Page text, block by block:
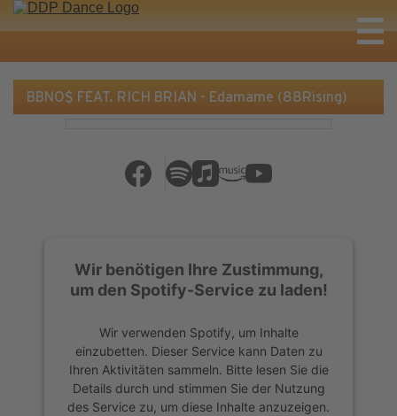
BBNO$ FEAT. RICH BRIAN - Edamame (88Rising)
Wir benötigen Ihre Zustimmung,
um den Spotify-Service zu laden!
Wir verwenden Spotify, um Inhalte
einzubetten. Dieser Service kann Daten zu
Ihren Aktivitäten sammeln. Bitte lesen Sie die
Details durch und stimmen Sie der Nutzung
des Service zu, um diese Inhalte anzuzeigen.